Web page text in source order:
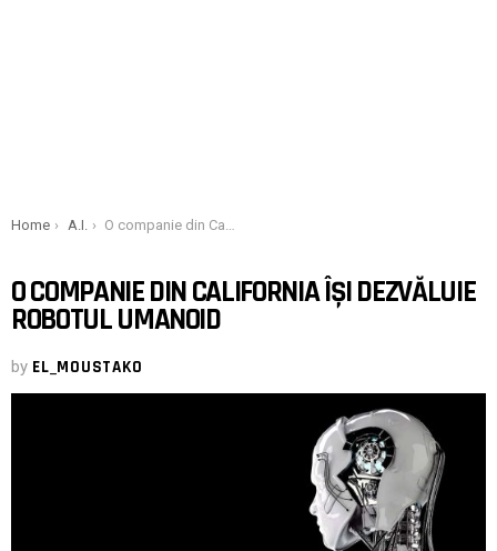
You are here:
Home A.I. O companie din California își dezvăluie robotul umanoid
O COMPANIE DIN CALIFORNIA ÎȘI DEZVĂLUIE
ROBOTUL UMANOID
by EL_MOUSTAKO